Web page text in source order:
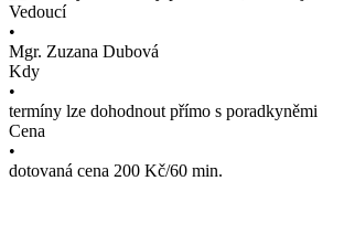
Vedoucí
•
Mgr. Zuzana Dubová
Kdy
•
termíny lze dohodnout přímo s poradkyněmi
Cena
•
dotovaná cena 200 Kč/60 min.